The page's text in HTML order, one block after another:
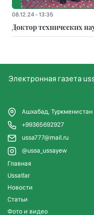
08.12.24 - 13:35
Доктор технических
Электронная газета
Ашхабад, Туркменистан
+99365692927
ussa777@mail.ru
@ussa_ussayew
Главная
Ussatlar
Новости
Статьи
Фото и видео